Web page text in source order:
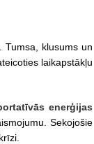
klusums un
laikapstākļu
enerģijas
Sekojošie